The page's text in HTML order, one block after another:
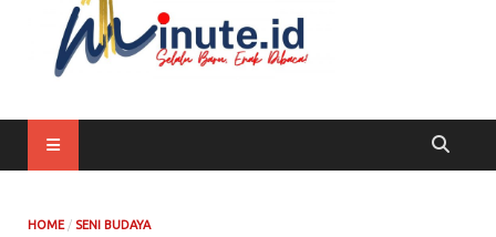
HOME / SENI BUDAYA